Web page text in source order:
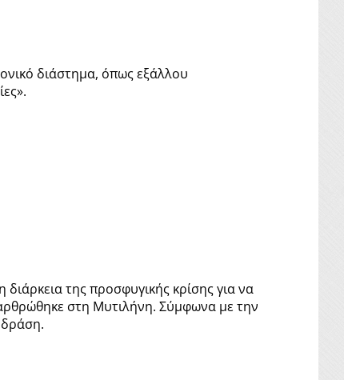
διάστημα, όπως εξάλλου
της προσφυγικής κρίσης για να
στη Μυτιλήνη. Σύμφωνα με την
δράση.